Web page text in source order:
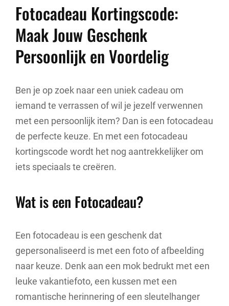
Fotocadeau Kortingscode:
Maak Jouw Geschenk
Persoonlijk en Voordelig
Ben je op zoek naar een uniek cadeau om
iemand te verrassen of wil je jezelf verwennen
met een persoonlijk item? Dan is een fotocadeau
de perfecte keuze. En met een fotocadeau
kortingscode wordt het nog aantrekkelijker om
iets speciaals te creëren.
Wat is een Fotocadeau?
Een fotocadeau is een geschenk dat
gepersonaliseerd is met een foto of afbeelding
naar keuze. Denk aan een mok bedrukt met een
leuke vakantiefoto, een kussen met een
romantische herinnering of een sleutelhanger